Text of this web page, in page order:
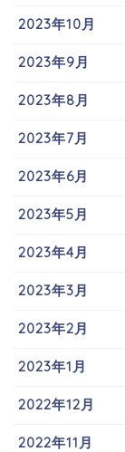
2023年10月
2023年9月
2023年8月
2023年7月
2023年6月
2023年5月
2023年4月
2023年3月
2023年2月
2023年1月
2022年12月
2022年11月